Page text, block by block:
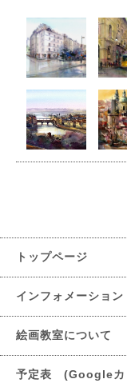
トップページ
インフォメーション
絵画教室について
予定表 (Googleカ